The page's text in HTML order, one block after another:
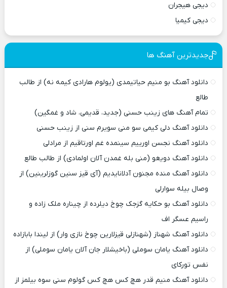
دیجی هیجران
دیجی کیمیا
جدیدترین آهنگ ها
دانلود آهنگ بو منیم حیاتیمدی (یولوم هارادی کیمه نه) از طالب
طالع
تمام آهنگ های زینب حسنی (جدید، قدیمی، شاد و غمگین)
دانلود آهنگ دلی کیمی سو منی سویرم سنی از زینب حسنی
دانلود آهنگ نجسن اورییم سینمده غم اورتاقیم از مرادلی
دانلود آهنگ دویغو (منی بله غمدن آلان اولمادی) از طالب طالع
دانلود آهنگ منده مجنون آدلانایدیم (آی قیز سنین گوزلرینین) از
وصال بیله سوارلی
دانلود آهنگ بو حکایه گزجک چوخ دیلرده از چیناره ملک زاده و
راسیم عسگر اف
دانلود آهنگ شهناز (شهنازلی قیزلارین چوخ نازی وار) از لیندا بابازاده
دانلود آهنگ یامان سوملی (باخیشلار جان آلان یامان سوملی) از
نفس تورکای
دانلود آهنگ منیم قدر هچ کس هچ کس گولوم سنی سوه بیلمز از